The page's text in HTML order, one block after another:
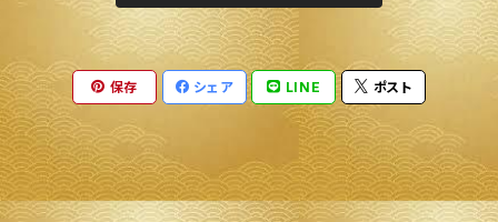
保存 シェア LINE ポスト